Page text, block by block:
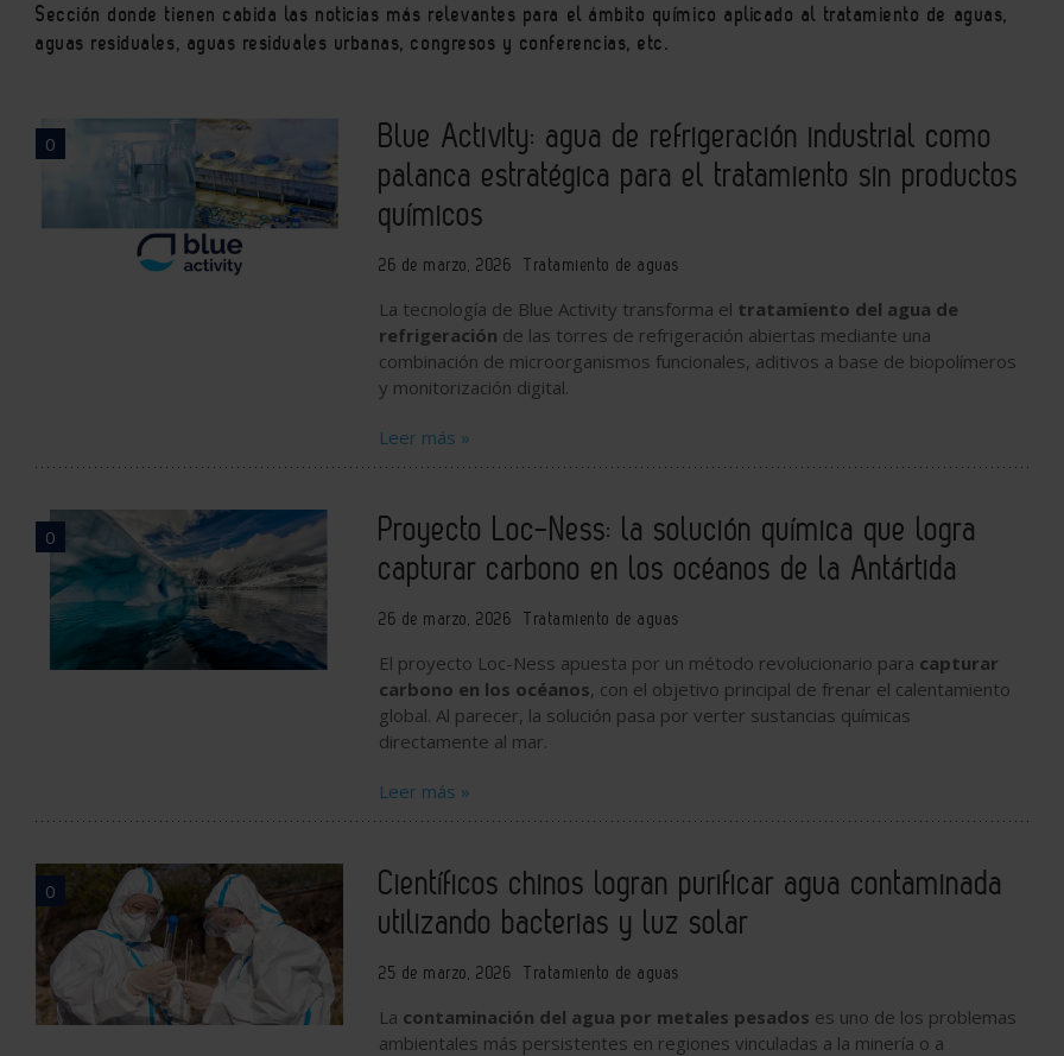
Sección donde tienen cabida las noticias más relevantes para el ámbito químico aplicado al tratamiento de aguas,
aguas residuales, aguas residuales urbanas, congresos y conferencias, etc.
0
Blue Activity: agua de refrigeración industrial como
palanca estratégica para el tratamiento sin productos
químicos
26 de marzo, 2026 Tratamiento de aguas
La tecnología de Blue Activity transforma el tratamiento del agua de
refrigeración de las torres de refrigeración abiertas mediante una
combinación de microorganismos funcionales, aditivos a base de biopolímeros
y monitorización digital.
Leer más »
0
Proyecto Loc-Ness: la solución química que logra
capturar carbono en los océanos de la Antártida
26 de marzo, 2026 Tratamiento de aguas
El proyecto Loc-Ness apuesta por un método revolucionario para capturar
carbono en los océanos, con el objetivo principal de frenar el calentamiento
global. Al parecer, la solución pasa por verter sustancias químicas
directamente al mar.
Leer más »
0
Científicos chinos logran purificar agua contaminada
utilizando bacterias y luz solar
25 de marzo, 2026 Tratamiento de aguas
La contaminación del agua por metales pesados es uno de los problemas
ambientales más persistentes en regiones vinculadas a la minería o a